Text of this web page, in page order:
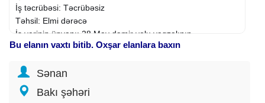
İş təcrübəsi: Təcrübəsiz
Təhsil: Elmi dərəcə
İş yerinin ünvanı: 28 May dəmir yolu vagzalının
Bu elanın vaxtı bitib. Oxşar elanlara baxın
Sənan
Bakı şəhəri